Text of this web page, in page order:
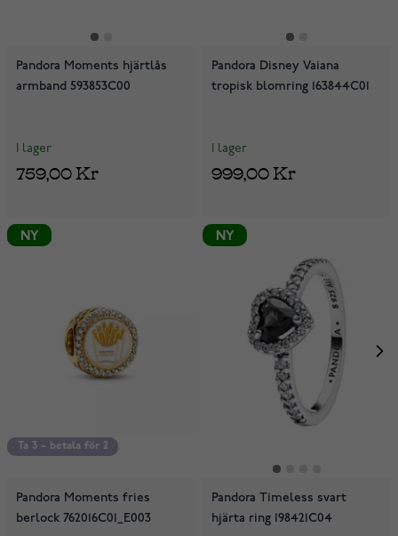
Pandora Moments hjärtlås
armband 593853C00
I lager
759,00 Kr
Pandora Disney Vaiana
tropisk blomring 163844C01
I lager
999,00 Kr
Ta 3 – betala för 2
NY
Ta 3 – betala för 2
NY
Pandora Moments fries
berlock 762016C01_E003
NY
Pandora Timeless svart
hjärta ring 198421C04